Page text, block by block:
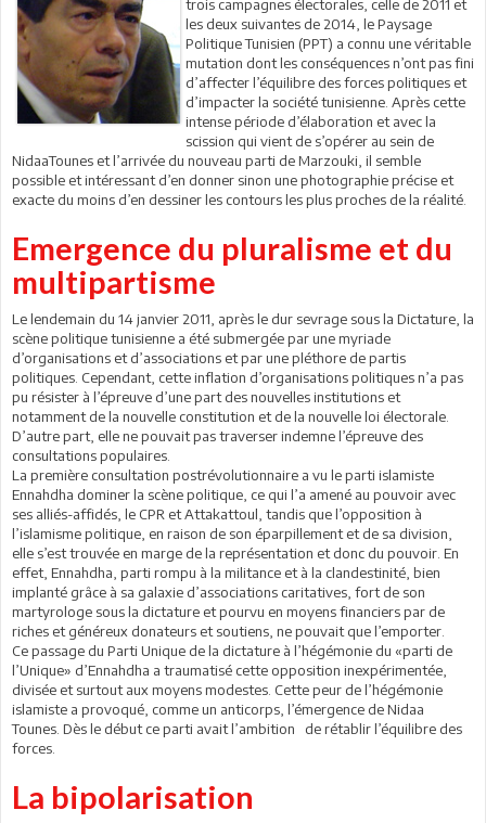
trois campagnes électorales, celle de 2011 et
les deux suivantes de 2014, le Paysage
Politique Tunisien (PPT) a connu une véritable
mutation dont les conséquences n’ont pas fini
d’affecter l’équilibre des forces politiques et
d’impacter la société tunisienne. Après cette
intense période d’élaboration et avec la
scission qui vient de s’opérer au sein de
NidaaTounes et l’arrivée du nouveau parti de Marzouki, il semble
possible et intéressant d’en donner sinon une photographie précise et
exacte du moins d’en dessiner les contours les plus proches de la réalité.
Emergence du pluralisme et du
multipartisme
Le lendemain du 14 janvier 2011, après le dur sevrage sous la Dictature, la
scène politique tunisienne a été submergée par une myriade
d’organisations et d’associations et par une pléthore de partis
politiques. Cependant, cette inflation d’organisations politiques n’a pas
pu résister à l’épreuve d’une part des nouvelles institutions et
notamment de la nouvelle constitution et de la nouvelle loi électorale.
D’autre part, elle ne pouvait pas traverser indemne l’épreuve des
consultations populaires.
La première consultation postrévolutionnaire a vu le parti islamiste
Ennahdha dominer la scène politique, ce qui l’a amené au pouvoir avec
ses alliés-affidés, le CPR et Attakattoul, tandis que l’opposition à
l’islamisme politique, en raison de son éparpillement et de sa division,
elle s’est trouvée en marge de la représentation et donc du pouvoir. En
effet, Ennahdha, parti rompu à la militance et à la clandestinité, bien
implanté grâce à sa galaxie d’associations caritatives, fort de son
martyrologe sous la dictature et pourvu en moyens financiers par de
riches et généreux donateurs et soutiens, ne pouvait que l’emporter.
Ce passage du Parti Unique de la dictature à l’hégémonie du «parti de
l’Unique» d’Ennahdha a traumatisé cette opposition inexpérimentée,
divisée et surtout aux moyens modestes. Cette peur de l’hégémonie
islamiste a provoqué, comme un anticorps, l’émergence de Nidaa
Tounes. Dès le début ce parti avait l’ambition de rétablir l’équilibre des
forces.
La bipolarisation